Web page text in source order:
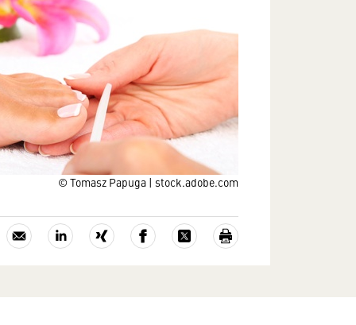
© Tomasz Papuga | stock.adobe.com